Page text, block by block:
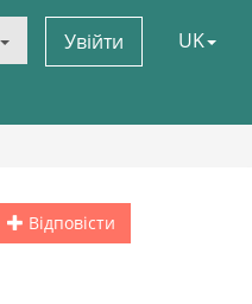
Увійти UK
Відповісти